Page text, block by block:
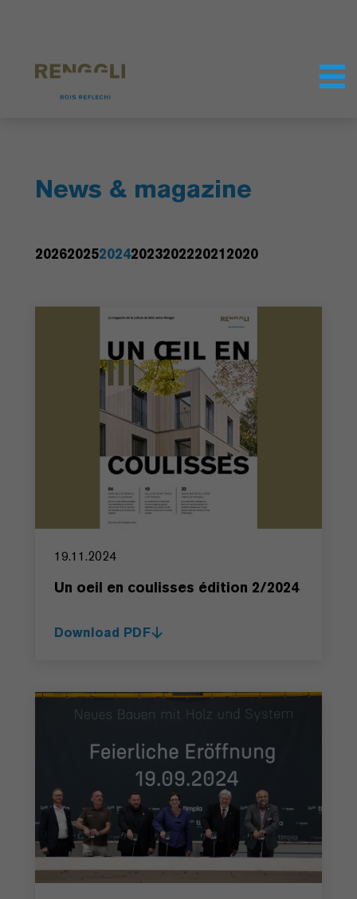
News & magazine
2026202520242023202220212020
19.11.2024
Un oeil en coulisses édition 2/2024
Download PDF